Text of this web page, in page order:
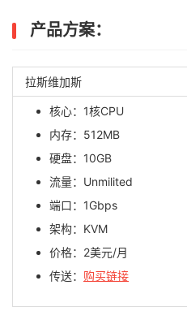
产品方案：
拉斯维加斯
核心：1核CPU
内存：512MB
硬盘：10GB
流量：Unmilited
端口：1Gbps
架构：KVM
价格：2美元/月
传送： 购买链接